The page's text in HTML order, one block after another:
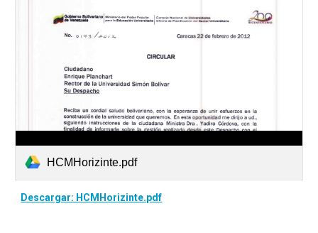
HCMHorizinte.pdf
Descargar: HCMHorizinte.pdf